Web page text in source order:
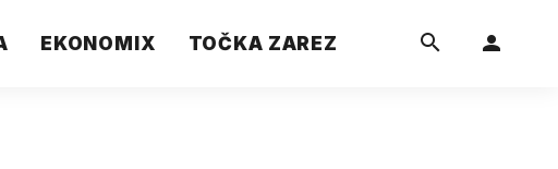
EKONOMIX TOČKA ZAREZ